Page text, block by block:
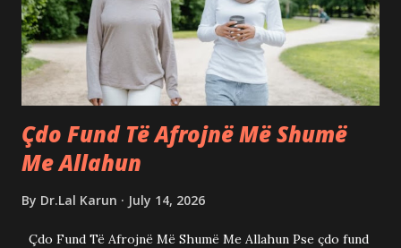
13:28) Ky ajet nuk premton një jetë pa sprova. Ai na kujton
se edhe mes sprovave mund të ekzistojë një qetësi që
buron nga afërsia me Allahun. Ndonjëherë shqetësimi është
një thirrje drejt Allah...
Çdo Fund Të Afrojnë Më Shumë
Me Allahun
By Dr.Lal Karun July 14, 2026
Çdo Fund Të Afrojnë Më Shumë Me Allahun Pse çdo fund